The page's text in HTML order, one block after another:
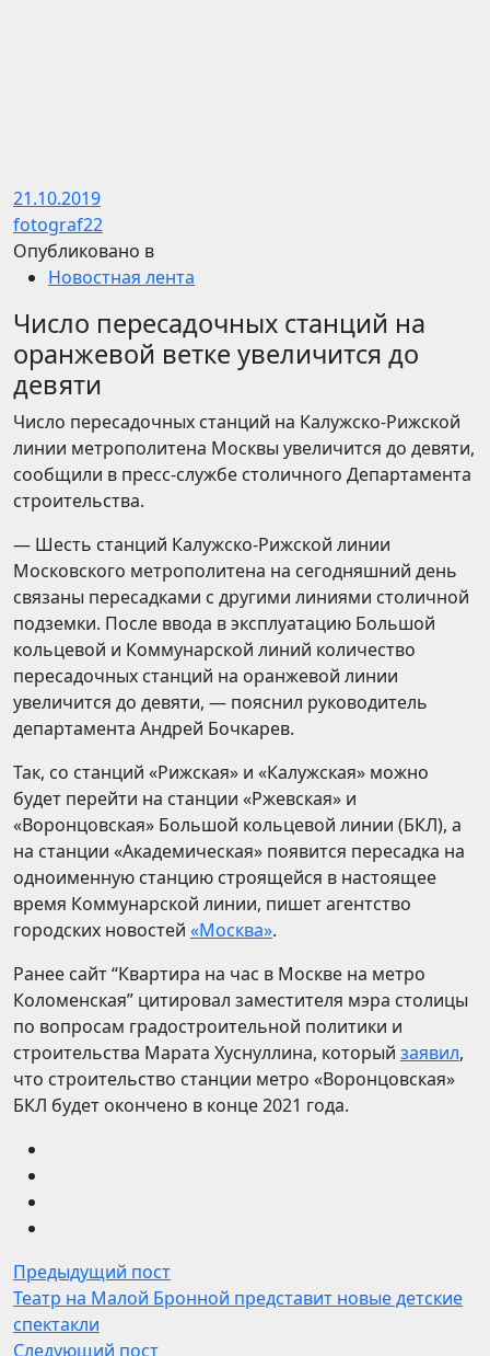
21.10.2019
fotograf22
Опубликовано в
Новостная лента
Число пересадочных станций на
оранжевой ветке увеличится до
девяти
Число пересадочных станций на Калужско-Рижской
линии метрополитена Москвы увеличится до девяти,
сообщили в пресс-службе столичного Департамента
строительства.
— Шесть станций Калужско-Рижской линии
Московского метрополитена на сегодняшний день
связаны пересадками с другими линиями столичной
подземки. После ввода в эксплуатацию Большой
кольцевой и Коммунарской линий количество
пересадочных станций на оранжевой линии
увеличится до девяти, — пояснил руководитель
департамента Андрей Бочкарев.
Так, со станций «Рижская» и «Калужская» можно
будет перейти на станции «Ржевская» и
«Воронцовская» Большой кольцевой линии (БКЛ), а
на станции «Академическая» появится пересадка на
одноименную станцию строящейся в настоящее
время Коммунарской линии, пишет агентство
городских новостей «Москва».
Ранее сайт “Квартира на час в Москве на метро
Коломенская” цитировал заместителя мэра столицы
по вопросам градостроительной политики и
строительства Марата Хуснуллина, который заявил,
что строительство станции метро «Воронцовская»
БКЛ будет окончено в конце 2021 года.
Предыдущий пост
Театр на Малой Бронной представит новые детские
спектакли
Следующий пост